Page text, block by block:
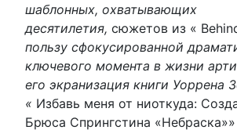
шаблонных, охватывающих
десятилетия, сюжетов из «
пользу сфокусированной
ключевого момента в жизни
его экранизация книги Уоррена
« Избавь меня от ниоткуда:
Брюса Спрингстина «Небраска»»